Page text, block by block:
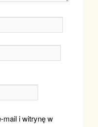
mail i witrynę w